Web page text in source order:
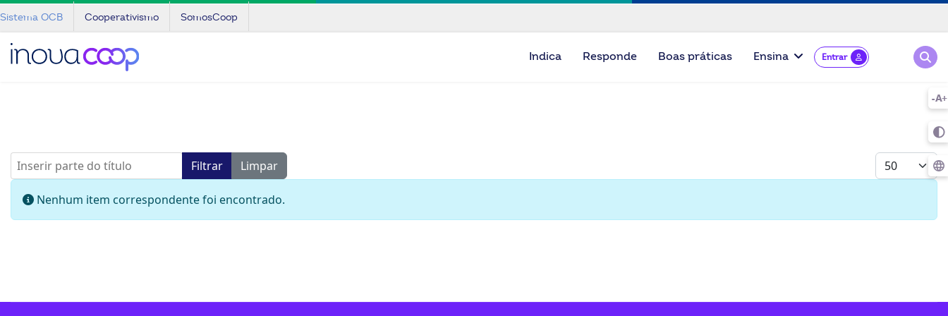
Sistema OCB Cooperativismo SomosCoop
Indica Responde Boas práticas Ensina Entrar
Inserir parte do título Filtrar Limpar Mostrar #
Informação
Nenhum item correspondente foi encontrado.